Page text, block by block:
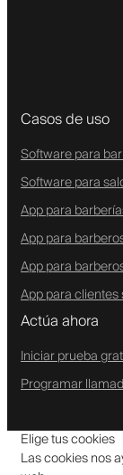
Casos de uso
Software para
Software para
App para
App para
App para
App para clientes
Actúa ahora
Iniciar prueba
Programar
Elige tus cookies
Las cookies nos